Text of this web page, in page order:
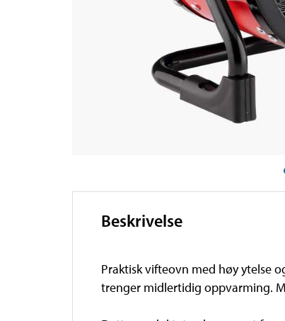
Beskrivelse
Praktisk vifteovn med høy ytelse
trenger midlertidig oppvarming.